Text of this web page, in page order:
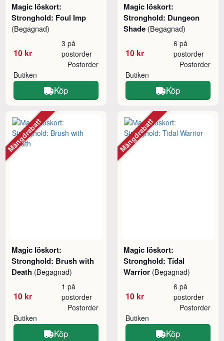
Magic löskort:
Stronghold: Foul Imp
(Begagnad)
10 kr
3 på
postorder
Butiken
Postorder
Köp
Magic löskort:
Stronghold: Dungeon
Shade (Begagnad)
10 kr
6 på
postorder
Butiken
Postorder
Köp
Magic löskort:
Stronghold: Brush with
Death (Begagnad)
10 kr
1 på
postorder
Butiken
Postorder
Köp
Mängdrabatt
Magic löskort:
Stronghold: Tidal
Warrior (Begagnad)
10 kr
6 på
postorder
Butiken
Postorder
Köp
Mängdrabatt